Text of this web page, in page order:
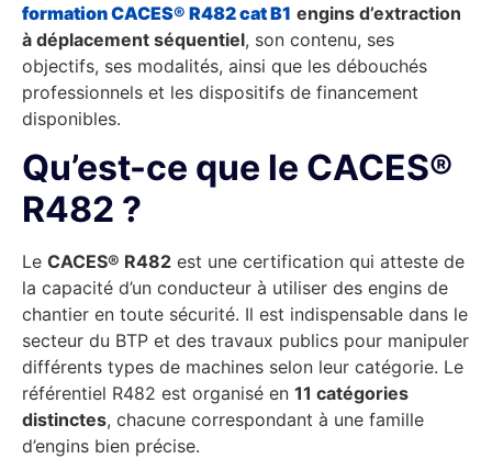
formation CACES® R482 cat B1 engins d’extraction
à déplacement séquentiel, son contenu, ses
objectifs, ses modalités, ainsi que les débouchés
professionnels et les dispositifs de financement
disponibles.
Qu’est-ce que le CACES®
R482 ?
Le CACES® R482 est une certification qui atteste de
la capacité d’un conducteur à utiliser des engins de
chantier en toute sécurité. Il est indispensable dans le
secteur du BTP et des travaux publics pour manipuler
différents types de machines selon leur catégorie. Le
référentiel R482 est organisé en 11 catégories
distinctes, chacune correspondant à une famille
d’engins bien précise.